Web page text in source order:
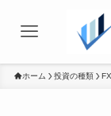
ホーム 投資の種類 FX